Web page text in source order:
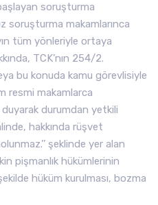
soruşturma
soruşturma makamlarınca
tüm yönleriyle ortaya
TCK’nın 254/2.
bu konuda kamu görevlisiyle
resmi makamlarca
durumdan yetkili
hakkında rüşvet
şeklinde yer alan
pişmanlık hükümlerinin
hüküm kurulması, bozma